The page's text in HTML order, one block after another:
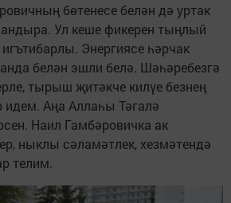
бөтенесе белән дә уртак
Ул кеше фикерен тыңлый
Энергиясе һәрчак
белән эшли белә. Шәһәребезгә
тырыш җитәкче килүе безнең
идем. Аңа Аллаһы Тәгалә
Наил Гамбәровичка ак
ныклы сәламәтлек, хезмәтендә
телим.